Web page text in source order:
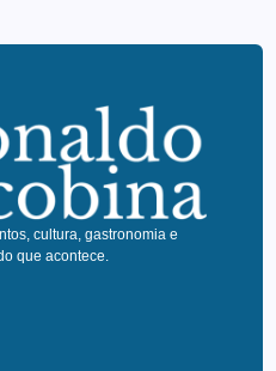
cultura, gastronomia e
que acontece.